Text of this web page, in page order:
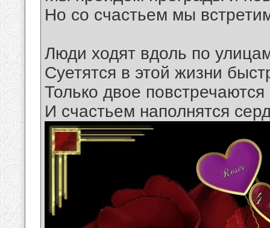
Но со счастьем мы
Люди ходят вдоль по
Суетятся в этой жизни
Только двое
И счастьем наполнятся